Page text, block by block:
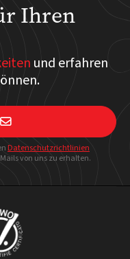
Ihren
und erfahren

Datenschutzrichtlinien
von uns zu erhalten.